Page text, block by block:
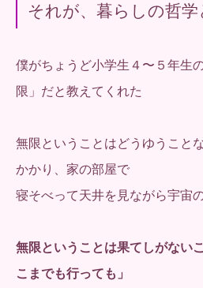
それが、暮らしの哲学
僕がちょうど小学生４〜５年生
限」だと教えてくれた
無限ということはどうゆうこと
かかり、家の部屋で
寝そべって天井を見ながら宇宙
無限ということは果てしがない
こまでも行っても」